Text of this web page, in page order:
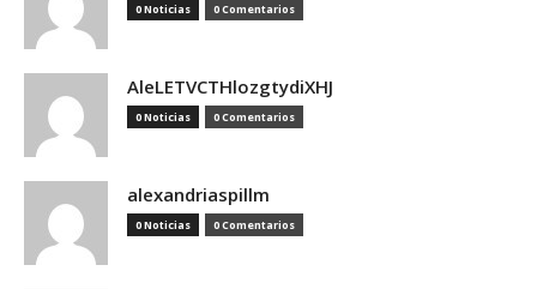
0 Noticias 0 Comentarios
AleLETVCTHlozgtydiXHJ
0 Noticias 0 Comentarios
alexandriaspillm
0 Noticias 0 Comentarios